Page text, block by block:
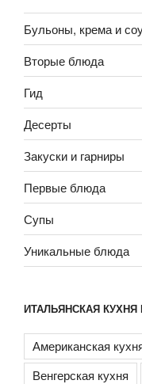
Бульоны, крема и
Вторые блюда
Гид
Десерты
Закуски и гарниры
Первые блюда
Супы
Уникальные блюда
ИТАЛЬЯНСКАЯ
Американская
Венгерская кухня